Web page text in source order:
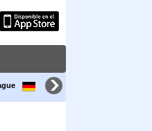
Bundesliga